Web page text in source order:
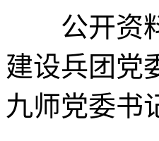
公开资料
建设兵团党
九师党委书